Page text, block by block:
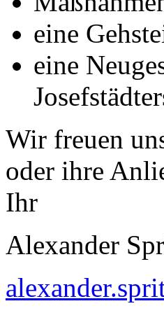
eine
eine
Wir freuen
oder ihre
Ihr
Alexander